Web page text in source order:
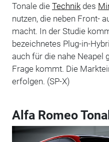
Tonale die Technikdes
nutzen, die neben Front-
macht. In der Studie
bezeichnetes Plug-in-
auch für die nahe Neapel
Frage kommt. Die
erfolgen. (SP-X)
Alfa Romeo